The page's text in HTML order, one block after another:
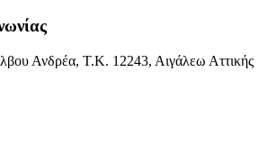
Ανδρέα, Τ.Κ. 12243, Αιγάλεω Αττικής